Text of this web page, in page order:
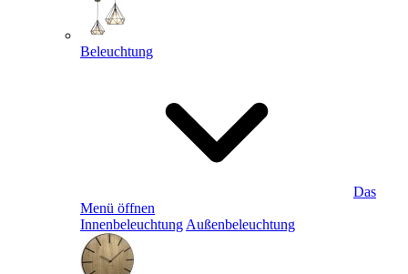
Beleuchtung
Das
Menü öffnen
Innenbeleuchtung Außenbeleuchtung